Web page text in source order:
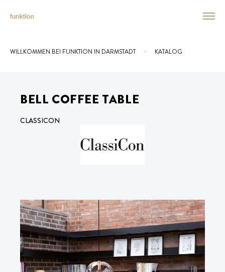
Sie sind hier:
WILLKOMMEN BEI FUNKTION IN DARMSTADT KATALOG
BELL COFFEE TABLE
CLASSICON